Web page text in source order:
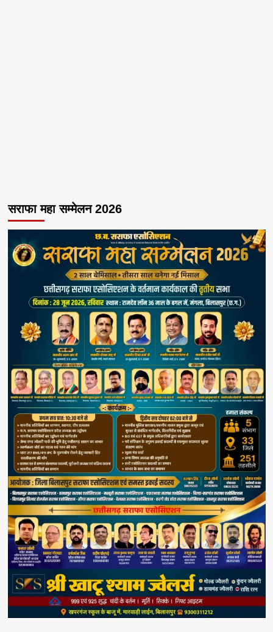
सराफा महा सम्मेलन 2026